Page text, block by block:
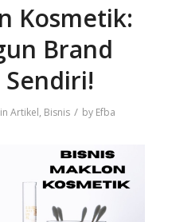
Kosmetik:
Brand
inArtikel, Bisnis / by Efba